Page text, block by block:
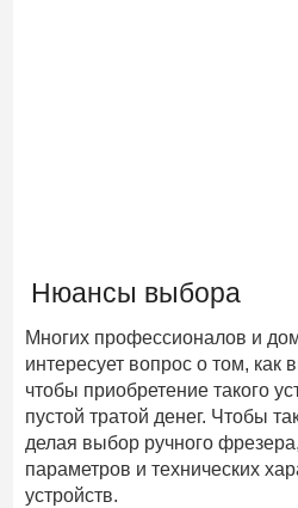
Нюансы выбора
Многих профессионалов и
интересует вопрос о том, как
чтобы приобретение такого
пустой тратой денег. Чтобы
делая выбор ручного
параметров и технических
устройств.